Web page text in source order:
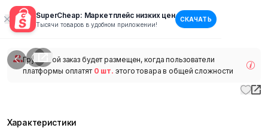
SuperCheap: Маркетплейс низких цен
Тысячи товаров в удобном приложении!
СКАЧАТЬ
1/
Групповой заказ будет размещен, когда пользователи
платформы оплатят 0 шт. этого товара в общей сложности
Характеристики